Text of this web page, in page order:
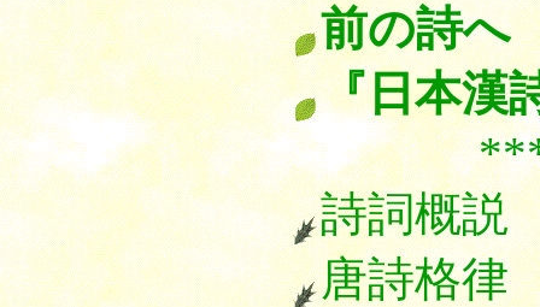
前の詩へ
『日本漢
詩詞概説
唐詩格